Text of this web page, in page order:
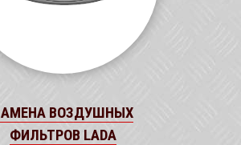
ВОЗДУШНЫХ
ФИЛЬТРОВ LADA